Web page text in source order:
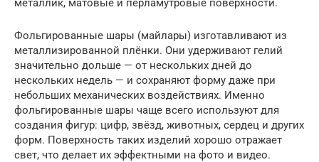
металлик, матовые и перламутровые поверхности.
Фольгированные шары (майлары) изготавливают из
металлизированной плёнки. Они удерживают гелий
значительно дольше — от нескольких дней до
нескольких недель — и сохраняют форму даже при
небольших механических воздействиях. Именно
фольгированные шары чаще всего используют для
создания фигур: цифр, звёзд, животных, сердец и других
форм. Поверхность таких изделий хорошо отражает
свет, что делает их эффектными на фото и видео.